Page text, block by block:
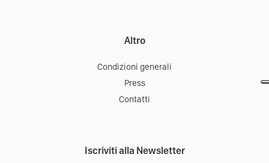
Altro
Condizioni generali
Press
Contatti
Iscriviti alla Newsletter